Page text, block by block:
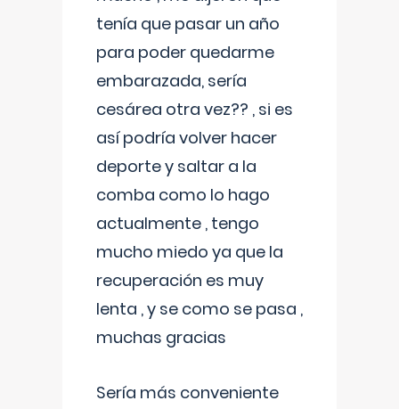
tenía que pasar un año
para poder quedarme
embarazada, sería
cesárea otra vez?? , si es
así podría volver hacer
deporte y saltar a la
comba como lo hago
actualmente , tengo
mucho miedo ya que la
recuperación es muy
lenta , y se como se pasa ,
muchas gracias
Sería más conveniente